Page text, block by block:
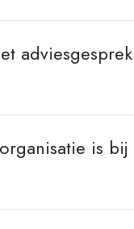
adviesgesprek
is bij